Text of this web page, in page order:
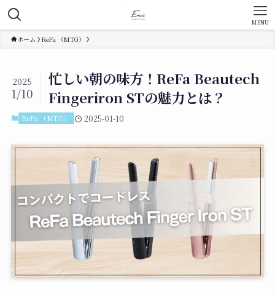
MENU
ホーム ReFa （MTG）
忙しい朝の味方！ReFa Beautech
Fingeriron STの魅力とは？
2025
1/10
ReFa （MTG） 2025-01-10